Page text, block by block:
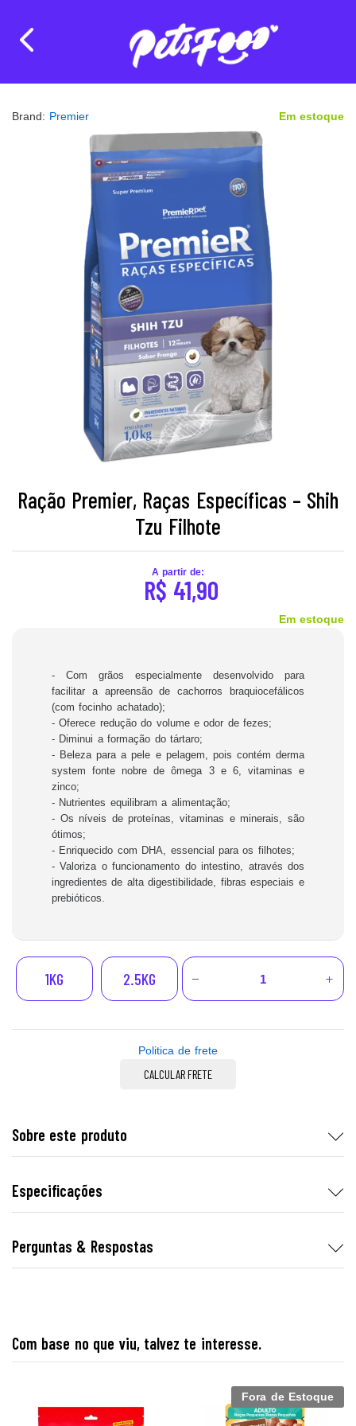
Brand: Premier Em estoque
Ração Premier, Raças Específicas – Shih
Tzu Filhote
A partir de:
R$ 41,90
Em estoque
- Com grãos especialmente desenvolvido para
facilitar a apreensão de cachorros braquiocefálicos
(com focinho achatado);
- Oferece redução do volume e odor de fezes;
- Diminui a formação do tártaro;
- Beleza para a pele e pelagem, pois contém derma
system fonte nobre de ômega 3 e 6, vitaminas e
zinco;
- Nutrientes equilibram a alimentação;
- Os níveis de proteínas, vitaminas e minerais, são
ótimos;
- Enriquecido com DHA, essencial para os filhotes;
- Valoriza o funcionamento do intestino, através dos
ingredientes de alta digestibilidade, fibras especiais e
prebióticos.
1KG 2.5KG
Politica de frete
CALCULAR FRETE
Sobre este produto
Especificações
Perguntas & Respostas
Com base no que viu, talvez te interesse.
Fora de Estoque